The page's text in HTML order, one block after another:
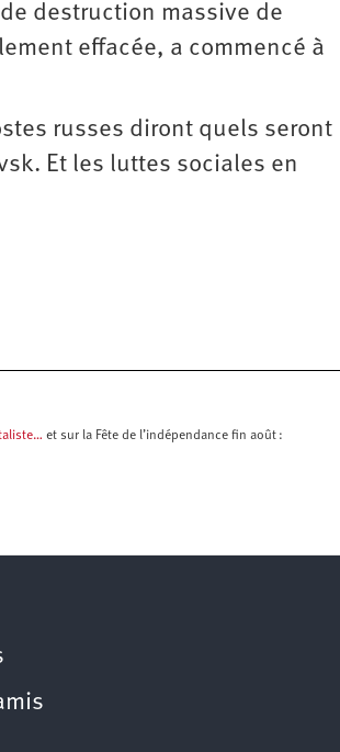
destruction massive de
effacée, a ­commencé à
russes diront quels seront
Et les luttes sociales en
et sur la Fête de l’indépendance fin août :